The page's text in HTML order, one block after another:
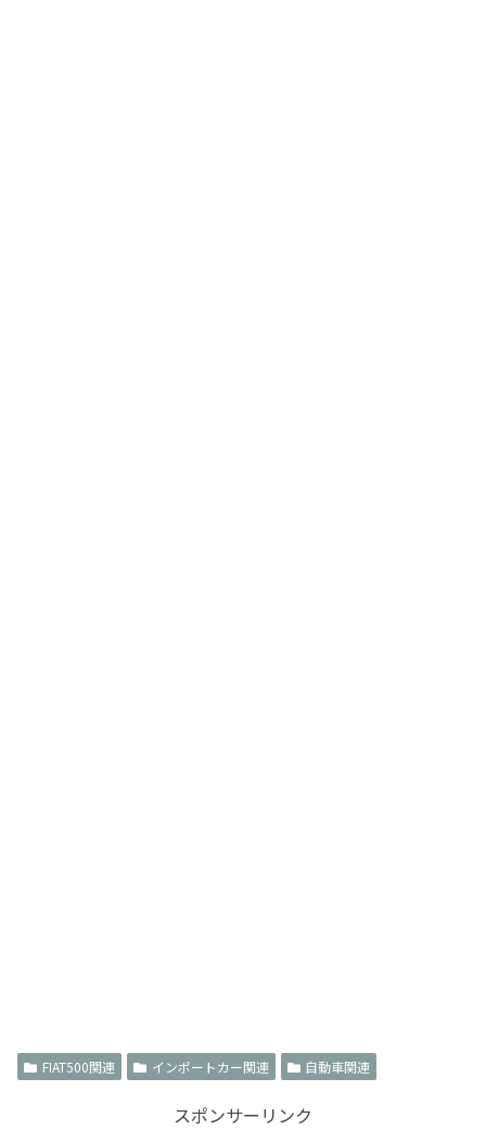
FIAT500関連 インポートカー関連 自動車関連
スポンサーリンク